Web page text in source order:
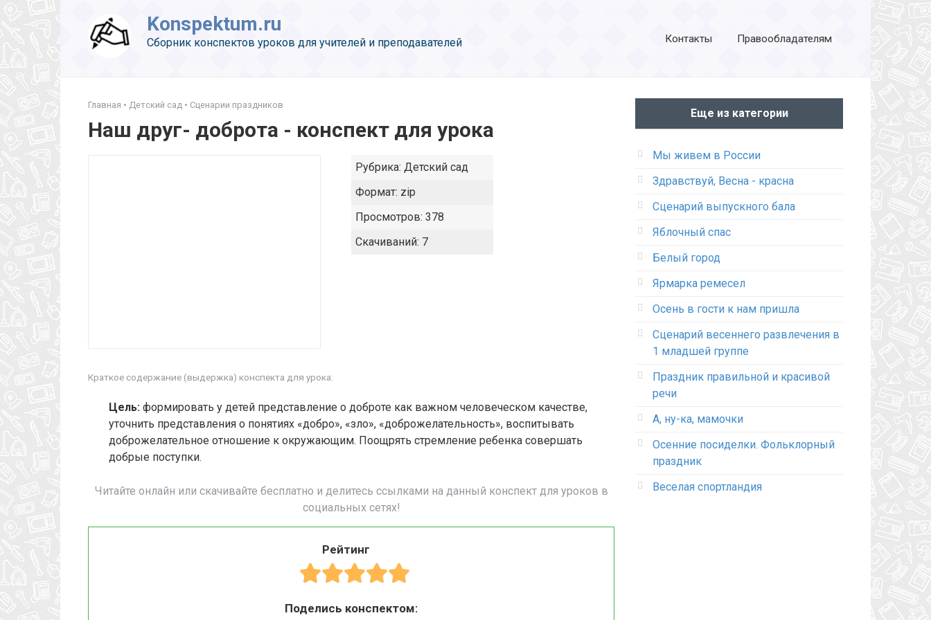
Перейти
к
контенту
Konspektum.ru
Сборник конспектов уроков для учителей и преподавателей Контакты Правообладателям
Главная • Детский сад • Сценарии праздников
Наш друг- доброта - конспект для урока
Рубрика: Детский сад
Формат: zip
Просмотров: 378
Скачиваний: 7
Краткое содержание (выдержка) конспекта для урока:
Цель: формировать у детей представление о доброте как важном человеческом качестве,
уточнить представления о понятиях «добро», «зло», «доброжелательность», воспитывать
доброжелательное отношение к окружающим. Поощрять стремление ребенка совершать
добрые поступки.
Читайте онлайн или скачивайте бесплатно и делитесь ссылками на данный конспект для уроков в
социальных сетях!
Рейтинг
Поделись конспектом:
Еще из категории
Мы живем в России
Здравствуй, Весна - красна
Сценарий выпускного бала
Яблочный спас
Белый город
Ярмарка ремесел
Осень в гости к нам пришла
Сценарий весеннего развлечения в
1 младшей группе
Праздник правильной и красивой
речи
А, ну-ка, мамочки
Осенние посиделки. Фольклорный
праздник
Веселая спортландия